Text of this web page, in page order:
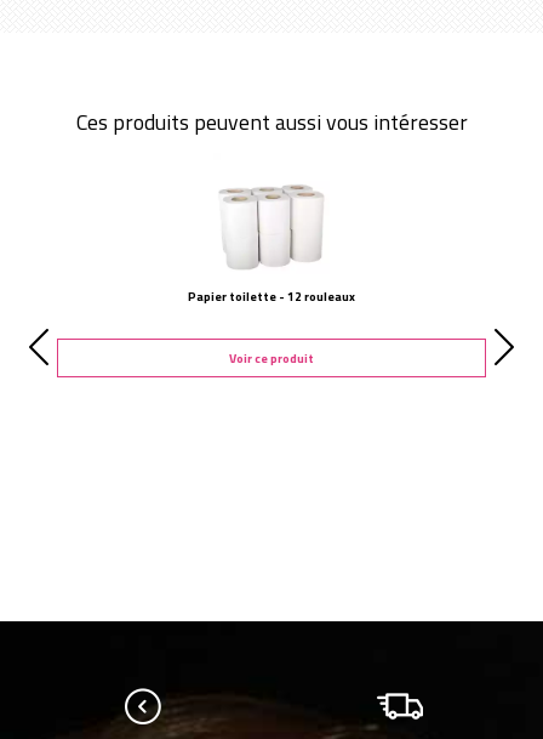
Ces produits peuvent aussi vous intéresser
Papier toilette - 12 rouleaux
Voir ce produit